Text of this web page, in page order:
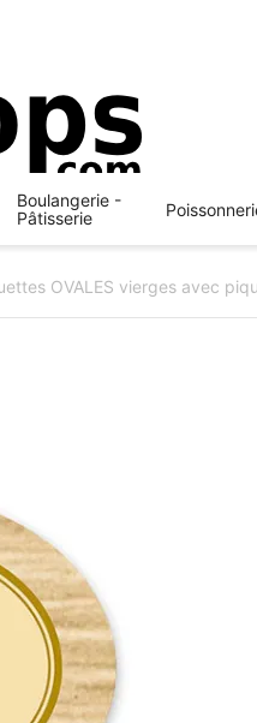
Boulangerie -
Pâtisserie
OVALES vierges avec